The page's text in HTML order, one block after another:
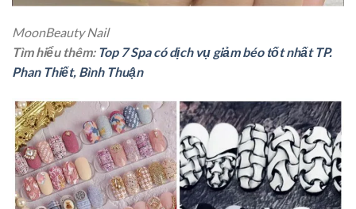
MoonBeauty Nail
Tìm hiểu thêm: Top 7 Spa có dịch vụ giảm béo tốt nhất TP.
Phan Thiết, Bình Thuận